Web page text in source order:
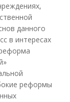
данного
в интересах
реформы